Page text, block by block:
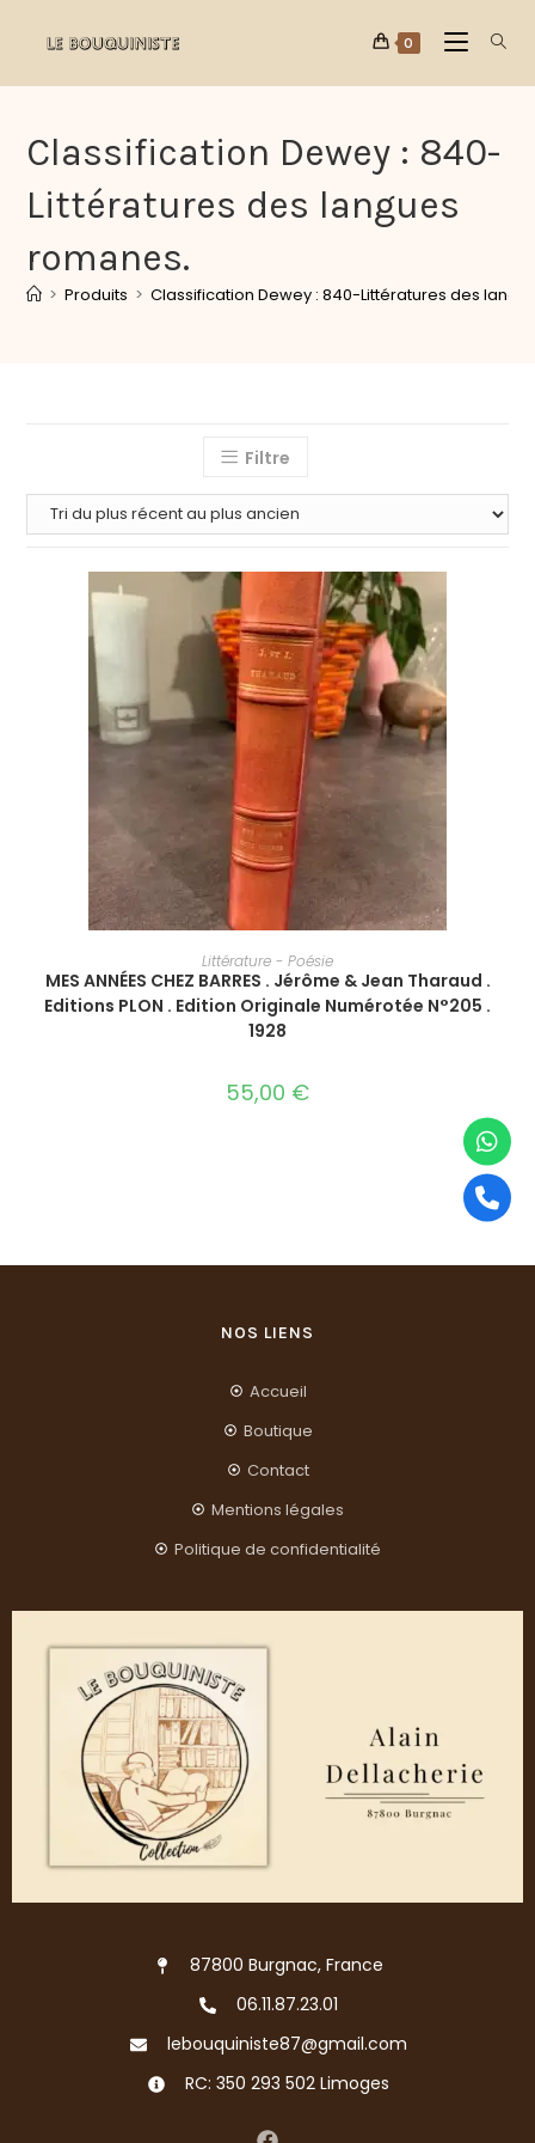
0
Classification Dewey : 840-
Littératures des langues
romanes.
> Produits > Classification Dewey : 840-Littératures des
Filtre
AJOUTER AU PANIER
Littérature - Poésie
MES ANNÉES CHEZ BARRES‎ . Jérôme & Jean Tharaud‎ .
Editions PLON . Edition Originale Numérotée N°205 .
1928
55,00 €
NOS LIENS
Accueil
Boutique
Contact
Mentions légales
Politique de confidentialité
87800 Burgnac, France
06.11.87.23.01
lebouquiniste87@gmail.com
RC: 350 293 502 Limoges